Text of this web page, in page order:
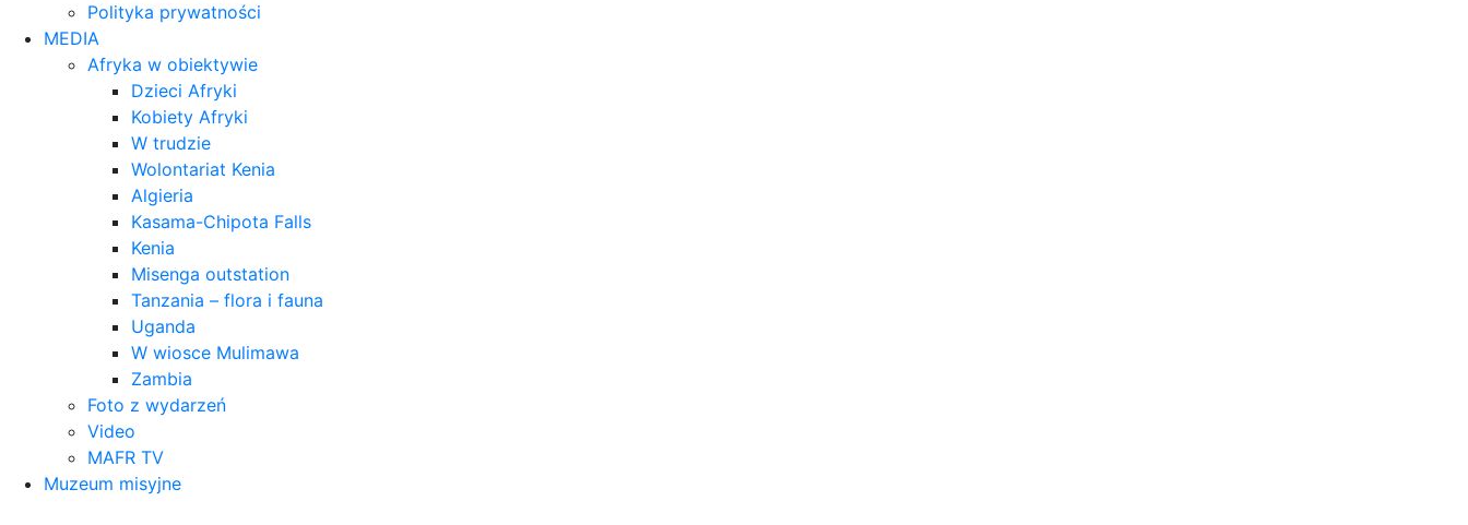
Polityka prywatności
MEDIA
Afryka w obiektywie
Dzieci Afryki
Kobiety Afryki
W trudzie
Wolontariat Kenia
Algieria
Kasama-Chipota Falls
Kenia
Misenga outstation
Tanzania – flora i fauna
Uganda
W wiosce Mulimawa
Zambia
Foto z wydarzeń
Video
MAFR TV
Muzeum misyjne